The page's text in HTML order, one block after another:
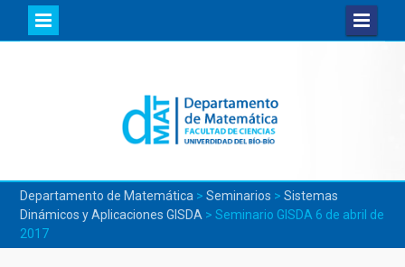
Departamento de Matemática > Seminarios > Sistemas
Dinámicos y Aplicaciones GISDA > Seminario GISDA 6 de abril de
2017